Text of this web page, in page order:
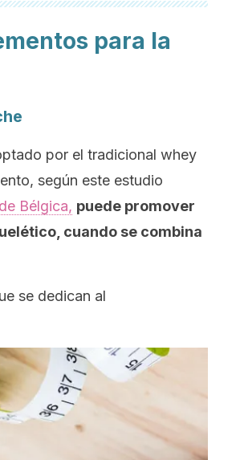
para la
por el tradicional whey
según este estudio
Bélgica, puede promover
cuando se combina
se dedican al